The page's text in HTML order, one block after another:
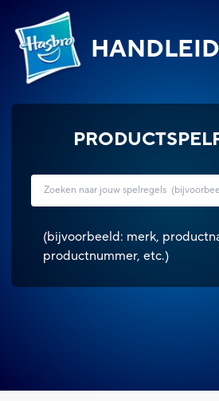
(bijvoorbeeld: merk,
productnummer, etc.)